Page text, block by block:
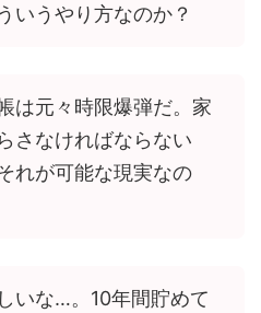
いうやり方なのか？
は元々時限爆弾だ。家
さなければならない
れが可能な現実なの
いな…。10年間貯めて